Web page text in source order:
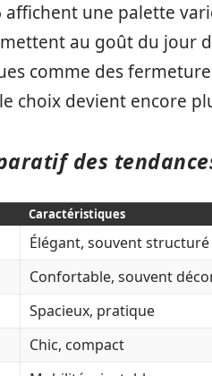
affichent une palette
au goût du jour
comme des
choix devient encore
des
Caractéristiques
Élégant, souvent structuré
Confortable, souvent
Spacieux, pratique
Chic, compact